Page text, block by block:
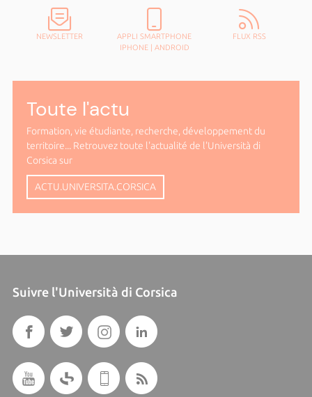
NEWSLETTER
APPLI SMARTPHONE
IPHONE| ANDROID
FLUX RSS
Toute l'actu
Formation, vie étudiante, recherche, développement du
territoire... Retrouvez toute l'actualité de l'Università di
Corsica sur
ACTU.UNIVERSITA.CORSICA
Suivre l'Università di Corsica